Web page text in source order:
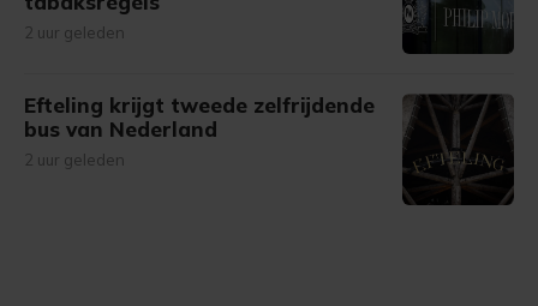
2 uur geleden
Efteling krijgt tweede zelfrijdende
bus van Nederland
2 uur geleden